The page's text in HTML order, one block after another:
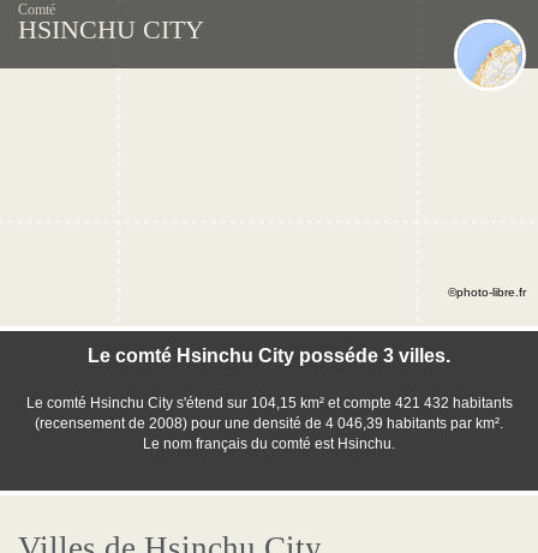
Comté
HSINCHU CITY
Le comté Hsinchu City posséde 3 villes.
Le comté Hsinchu City s'étend sur 104,15 km² et compte 421 432 habitants
(recensement de 2008) pour une densité de 4 046,39 habitants par km².
Le nom français du comté est Hsinchu.
©photo-libre.fr